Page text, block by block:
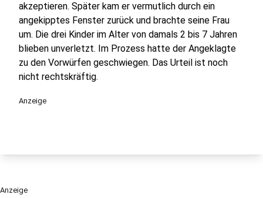
akzeptieren. Später kam er vermutlich durch ein
angekipptes Fenster zurück und brachte seine Frau
um. Die drei Kinder im Alter von damals 2 bis 7 Jahren
blieben unverletzt. Im Prozess hatte der Angeklagte
zu den Vorwürfen geschwiegen. Das Urteil ist noch
nicht rechtskräftig.
Anzeige
Anzeige